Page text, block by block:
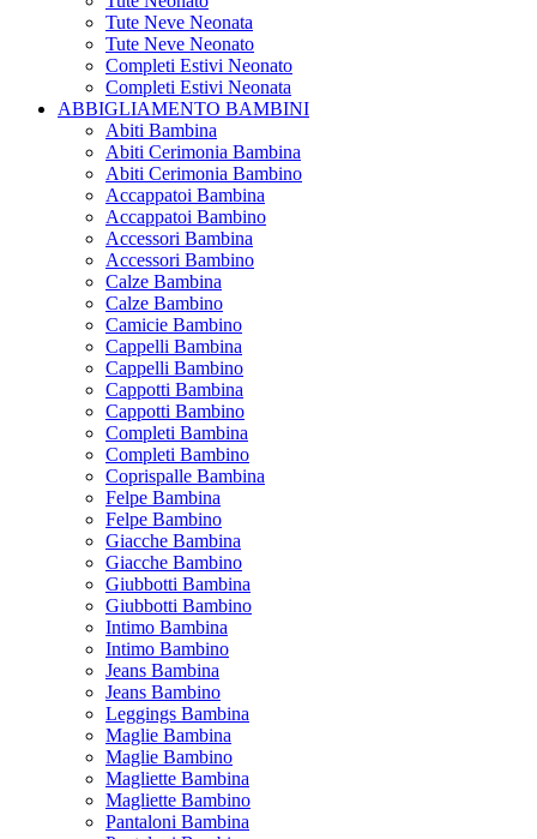
Tute Neve Neonata
Tute Neve Neonato
Completi Estivi Neonato
Completi Estivi Neonata
ABBIGLIAMENTO BAMBINI
Abiti Bambina
Abiti Cerimonia Bambina
Abiti Cerimonia Bambino
Accappatoi Bambina
Accappatoi Bambino
Accessori Bambina
Accessori Bambino
Calze Bambina
Calze Bambino
Camicie Bambino
Cappelli Bambina
Cappelli Bambino
Cappotti Bambina
Cappotti Bambino
Completi Bambina
Completi Bambino
Coprispalle Bambina
Felpe Bambina
Felpe Bambino
Giacche Bambina
Giacche Bambino
Giubbotti Bambina
Giubbotti Bambino
Intimo Bambina
Intimo Bambino
Jeans Bambina
Jeans Bambino
Leggings Bambina
Maglie Bambina
Maglie Bambino
Magliette Bambina
Magliette Bambino
Pantaloni Bambina